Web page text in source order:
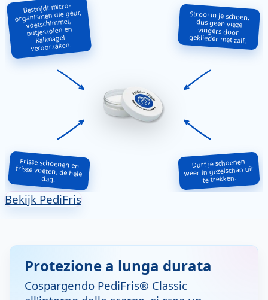
Bestrijdt micro-
organismen die geur,
voetschimmel,
putjeszolen en
kalknagel
veroorzaken.
Strooi in je schoen,
dus geen vieze
vingers door
geklieder met zalf.
Frisse schoenen en
frisse voeten, de hele
dag.
Durf je schoenen
weer in gezelschap uit
te trekken.
Bekijk PediFris
Protezione a lunga durata
Cospargendo PediFris® Classic